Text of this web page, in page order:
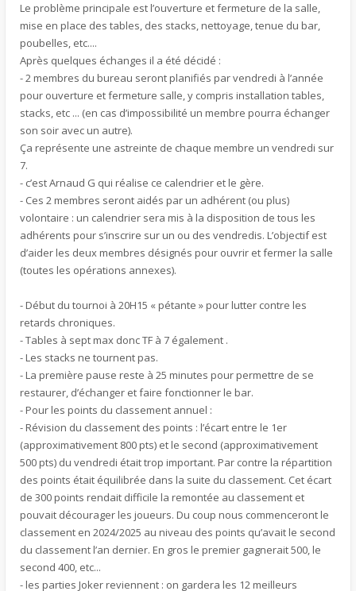
Le problème principale est l’ouverture et fermeture de la salle,
mise en place des tables, des stacks, nettoyage, tenue du bar,
poubelles, etc....
Après quelques échanges il a été décidé :
- 2 membres du bureau seront planifiés par vendredi à l’année
pour ouverture et fermeture salle, y compris installation tables,
stacks, etc ... (en cas d’impossibilité un membre pourra échanger
son soir avec un autre).
Ça représente une astreinte de chaque membre un vendredi sur
7.
- c’est Arnaud G qui réalise ce calendrier et le gère.
- Ces 2 membres seront aidés par un adhérent (ou plus)
volontaire : un calendrier sera mis à la disposition de tous les
adhérents pour s’inscrire sur un ou des vendredis. L’objectif est
d’aider les deux membres désignés pour ouvrir et fermer la salle
(toutes les opérations annexes).
- Début du tournoi à 20H15 « pétante » pour lutter contre les
retards chroniques.
- Tables à sept max donc TF à 7 également .
- Les stacks ne tournent pas.
- La première pause reste à 25 minutes pour permettre de se
restaurer, d’échanger et faire fonctionner le bar.
- Pour les points du classement annuel :
- Révision du classement des points : l’écart entre le 1er
(approximativement 800 pts) et le second (approximativement
500 pts) du vendredi était trop important. Par contre la répartition
des points était équilibrée dans la suite du classement. Cet écart
de 300 points rendait difficile la remontée au classement et
pouvait décourager les joueurs. Du coup nous commenceront le
classement en 2024/2025 au niveau des points qu’avait le second
du classement l’an dernier. En gros le premier gagnerait 500, le
second 400, etc...
- les parties Joker reviennent : on gardera les 12 meilleurs